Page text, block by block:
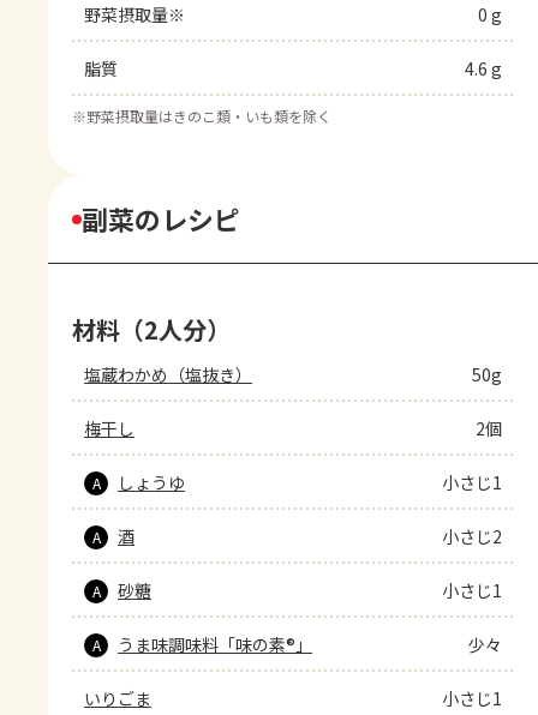
野菜摂取量※ 0 g
脂質 4.6 g
※野菜摂取量はきのこ類・いも類を除く
副菜のレシピ
材料（2人分）
塩蔵わかめ（塩抜き） 50g
梅干し 2個
A しょうゆ 小さじ1
A 酒 小さじ2
A 砂糖 小さじ1
A うま味調味料「味の素®」 少々
いりごま 小さじ1